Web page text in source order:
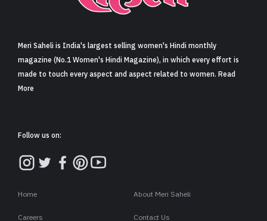
Meri Saheli is India's largest selling women's Hindi monthly
magazine (No.1 Women's Hindi Magazine), in which every effort is
made to touch every aspect and aspect related to women. Read
More
Follow us on:
Home About Meri Saheli
Careers Contact Us